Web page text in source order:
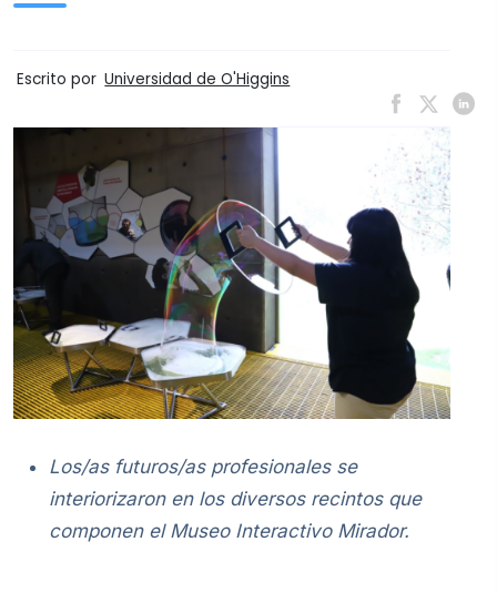
Escrito por Universidad de O'Higgins
Los/as futuros/as profesionales se
interiorizaron en los diversos recintos que
componen el Museo Interactivo Mirador.